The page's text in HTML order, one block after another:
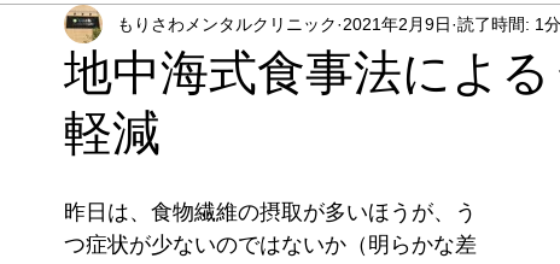
症例報告 発達障害 自殺 認知症 うつ
アルコール依存（乱用）
全般性不安障害 パニック障害 摂食障害 強迫性障害
地中海式食事法によ
軽減
もりさわメンタルクリニック 2021年2月9日 読了時間: 1分
昨日は、食物繊維の摂取が多いほうが、う
つ症状が少ないのではないか（明らかな差